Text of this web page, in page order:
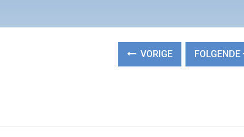
VORIGE FOLGENDE